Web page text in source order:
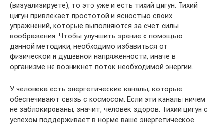
(визуализируете), то это уже и есть тихий цигун. Тихий
цигун привлекает простотой и ясностью своих
упражнений, которые выполняются за счет силы
воображения. Чтобы улучшить зрение с помощью
данной методики, необходимо избавиться от
физической и душевной напряженности, иначе в
организме не возникнет поток необходимой энергии.
У человека есть энергетические каналы, которые
обеспечивают связь с космосом. Если эти каналы ничем
не заблокированы, значит, человек здоров. Тихий цигун с
успехом поддерживает в норме ваше энергетическое